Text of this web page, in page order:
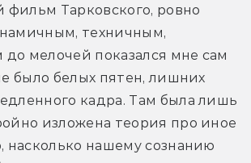
Тарковского, ровно
техничным,
мелочей показался мне сам
было белых пятен, лишних
кадра. Там была лишь
изложена теория про иное
насколько нашему сознанию